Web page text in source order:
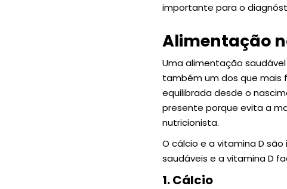
importante para o
Alimentação
Uma alimentação
também um dos que mais
equilibrada desde o
presente porque evita a
nutricionista.
O cálcio e a vitamina D
saudáveis e a vitamina D
1. Cálcio